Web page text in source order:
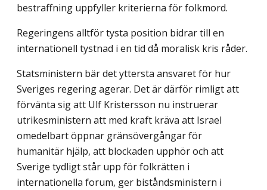
bestraffning uppfyller kriterierna för folkmord.
Regeringens alltför tysta position bidrar till en
internationell tystnad i en tid då moralisk kris råder.
Statsministern bär det yttersta ansvaret för hur
Sveriges regering agerar. Det är därför rimligt att
förvänta sig att Ulf Kristersson nu instruerar
utrikesministern att med kraft kräva att Israel
omedelbart öppnar gränsövergångar för
humanitär hjälp, att blockaden upphör och att
Sverige tydligt står upp för folkrätten i
internationella forum, ger biståndsministern i